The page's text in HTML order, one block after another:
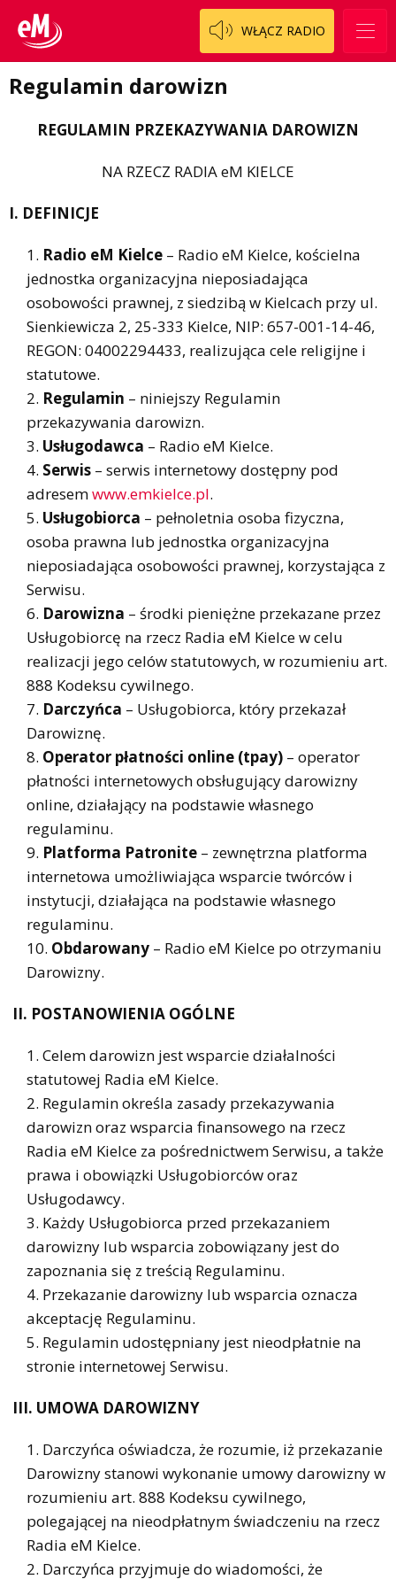
WŁĄCZ RADIO
Regulamin darowizn
REGULAMIN PRZEKAZYWANIA DAROWIZN
NA RZECZ RADIA eM KIELCE
I. DEFINICJE
Radio eM Kielce – Radio eM Kielce, kościelna
jednostka organizacyjna nieposiadająca
osobowości prawnej, z siedzibą w Kielcach przy ul.
Sienkiewicza 2, 25-333 Kielce, NIP: 657-001-14-46,
REGON: 04002294433, realizująca cele religijne i
statutowe.
Regulamin – niniejszy Regulamin
przekazywania darowizn.
Usługodawca – Radio eM Kielce.
Serwis – serwis internetowy dostępny pod
adresemwww.emkielce.pl.
Usługobiorca – pełnoletnia osoba fizyczna,
osoba prawna lub jednostka organizacyjna
nieposiadająca osobowości prawnej, korzystająca z
Serwisu.
Darowizna – środki pieniężne przekazane przez
Usługobiorcę na rzecz Radia eM Kielce w celu
realizacji jego celów statutowych, w rozumieniu art.
888 Kodeksu cywilnego.
Darczyńca – Usługobiorca, który przekazał
Darowiznę.
Operator płatności online (tpay) – operator
płatności internetowych obsługujący darowizny
online, działający na podstawie własnego
regulaminu.
Platforma Patronite – zewnętrzna platforma
internetowa umożliwiająca wsparcie twórców i
instytucji, działająca na podstawie własnego
regulaminu.
Obdarowany – Radio eM Kielce po otrzymaniu
Darowizny.
II. POSTANOWIENIA OGÓLNE
Celem darowizn jest wsparcie działalności
statutowej Radia eM Kielce.
Regulamin określa zasady przekazywania
darowizn oraz wsparcia finansowego na rzecz
Radia eM Kielce za pośrednictwem Serwisu, a także
prawa i obowiązki Usługobiorców oraz
Usługodawcy.
Każdy Usługobiorca przed przekazaniem
darowizny lub wsparcia zobowiązany jest do
zapoznania się z treścią Regulaminu.
Przekazanie darowizny lub wsparcia oznacza
akceptację Regulaminu.
Regulamin udostępniany jest nieodpłatnie na
stronie internetowej Serwisu.
III. UMOWA DAROWIZNY
Darczyńca oświadcza, że rozumie, iż przekazanie
Darowizny stanowi wykonanie umowy darowizny w
rozumieniu art. 888 Kodeksu cywilnego,
polegającej na nieodpłatnym świadczeniu na rzecz
Radia eM Kielce.
Darczyńca przyjmuje do wiadomości, że